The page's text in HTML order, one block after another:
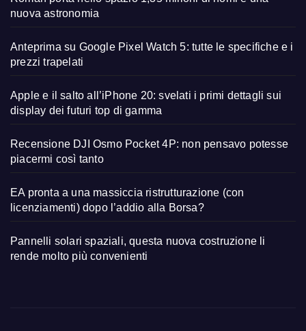
nuova astronomia
Anteprima su Google Pixel Watch 5: tutte le specifiche e i
prezzi trapelati
Apple e il salto all’iPhone 20: svelati i primi dettagli sui
display dei futuri top di gamma
Recensione DJI Osmo Pocket 4P: non pensavo potesse
piacermi così tanto
EA pronta a una massiccia ristrutturazione (con
licenziamenti) dopo l’addio alla Borsa?
Pannelli solari spaziali, questa nuova costruzione li
rende molto più convenienti